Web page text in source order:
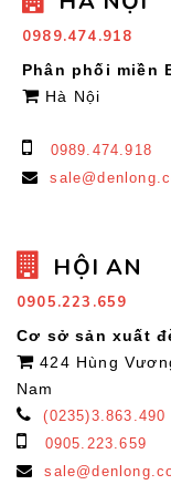
0989.474.918
Phân phối miền
Hà Nội
0989.474.918
HỘI AN
0905.223.659
Cơ sở sản xuất
424 Hùng
Nam
(0235)3.863.490
0905.223.659